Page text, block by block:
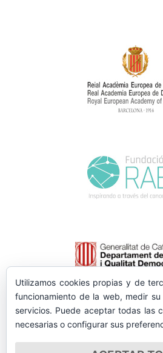
Utilizamos cookies propias y de
funcionamiento de la web, medir
servicios. Puede aceptar todas las
necesarias o configurar sus